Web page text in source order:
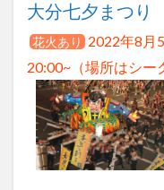
大分七夕まつり
花火あり 2022年8月
20:00~（場所はシー